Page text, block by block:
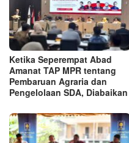
Ketika Seperempat Abad
Amanat TAP MPR tentang
Pembaruan Agraria dan
Pengelolaan SDA, Diabaikan